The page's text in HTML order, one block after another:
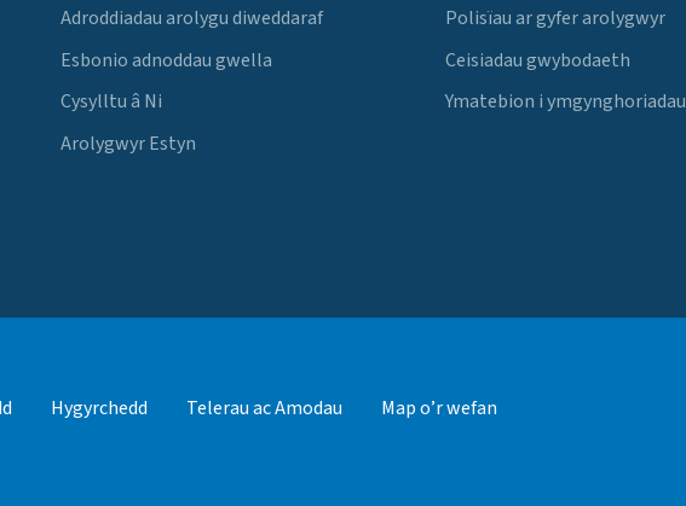
Adroddiadau arolygu diweddaraf
Esbonio adnoddau gwella
Cysylltu â Ni
Arolygwyr Estyn
Polisïau ar gyfer arolygwyr
Ceisiadau gwybodaeth
Ymatebion i ymgynghoriadau
Hygyrchedd Telerau ac Amodau Map o’r wefan